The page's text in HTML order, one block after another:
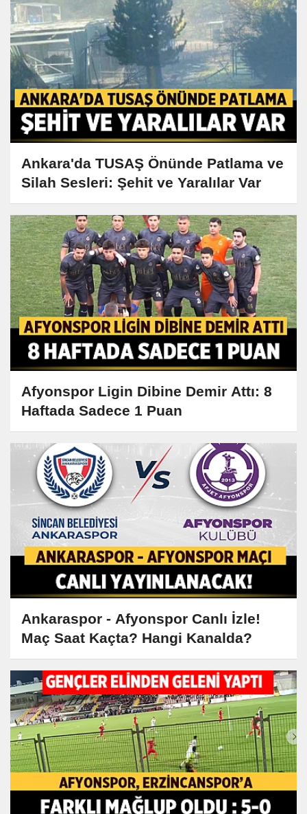
Ankara'da TUSAŞ Önünde Patlama ve
Silah Sesleri: Şehit ve Yaralılar Var
Afyonspor Ligin Dibine Demir Attı: 8
Haftada Sadece 1 Puan
Ankaraspor - Afyonspor Canlı İzle!
Maç Saat Kaçta? Hangi Kanalda?